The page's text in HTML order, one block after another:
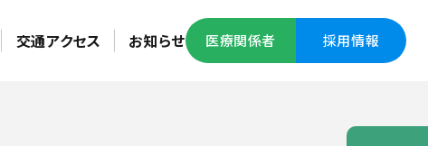
交通アクセス お知らせ 医療関係者 採用情報